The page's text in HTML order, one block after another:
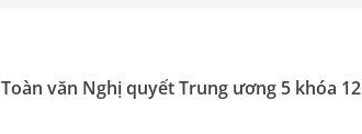
Toàn văn Nghị quyết Trung ương 5 khóa 12